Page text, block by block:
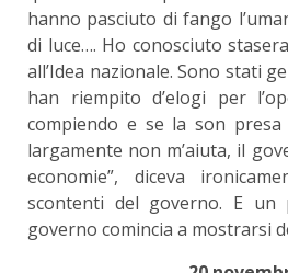
hanno pasciuto di fango
di luce…. Ho conosciuto
all’Idea nazionale. Sono stati
han riempito d’elogi per
compiendo e se la son
largamente non m’aiuta, il
economie”, diceva
scontenti del governo. E
governo comincia a mostrarsi